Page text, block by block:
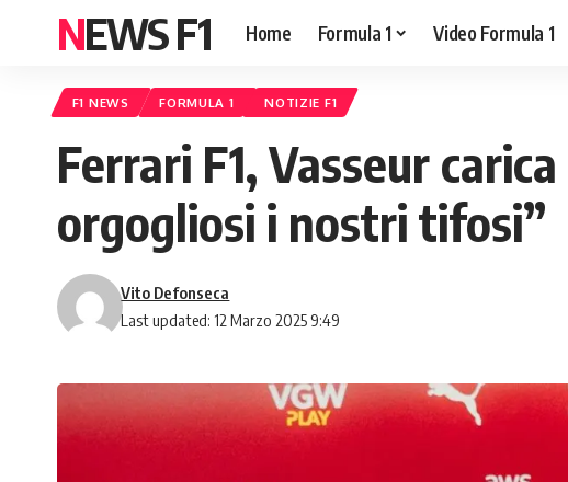
NEWS F1 Home Formula 1 Video Formula 1
F1 NEWS FORMULA 1 NOTIZIE F1
Ferrari F1, Vasseur
orgogliosi i nostri tifosi”
Last updated: 12 Marzo 2025 9:49
Vito Defonseca